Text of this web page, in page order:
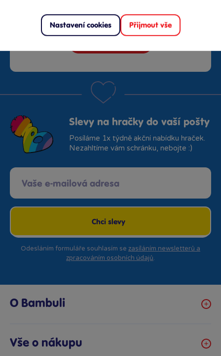
Slevy na hračky do vaší pošty
Posíláme 1x týdně akční nabídku hraček.
Nezahltíme vám schránku, nebojte :)
Chci slevy
Odesláním formuláře souhlasím se zasíláním newsletterů a
zpracováním osobních údajů.
O Bambuli
Prodejny Bambule
Vše o nákupu
Nastavení cookies Přijmout vše